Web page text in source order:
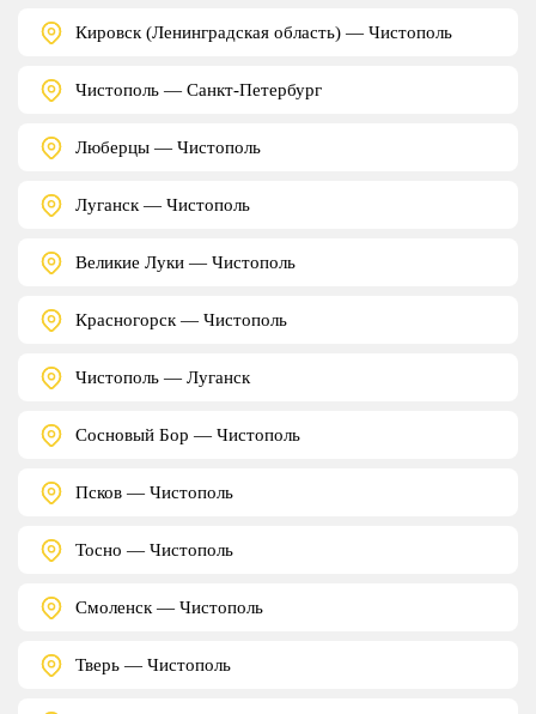
Кировск (Ленинградская область) — Чистополь
Чистополь — Санкт-Петербург
Люберцы — Чистополь
Луганск — Чистополь
Великие Луки — Чистополь
Красногорск — Чистополь
Чистополь — Луганск
Сосновый Бор — Чистополь
Псков — Чистополь
Тосно — Чистополь
Смоленск — Чистополь
Тверь — Чистополь